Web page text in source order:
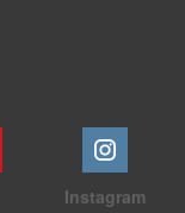
Instagram